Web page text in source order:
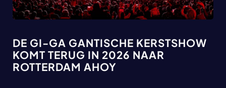
DE GI-GA GANTISCHE KERSTSHOW
KOMT TERUG IN 2026 NAAR
ROTTERDAM AHOY